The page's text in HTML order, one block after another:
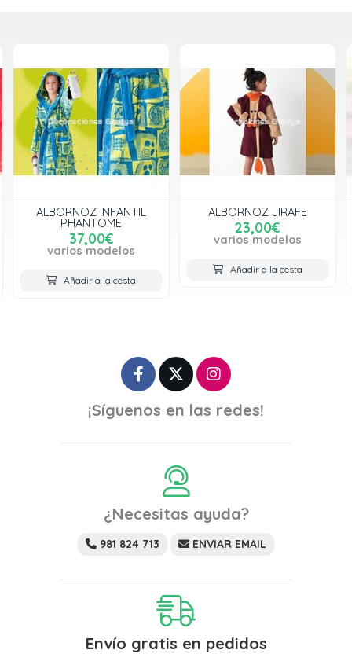
ALBORNOZ JIRAFE
23,00€
varios modelos
ALBORNOZ KING
22,00€
varios modelos
Añadir a la cesta
¡Síguenos en las redes!
¿Necesitas ayuda?
981 824 713 ENVIAR EMAIL
Envío gratis en pedidos